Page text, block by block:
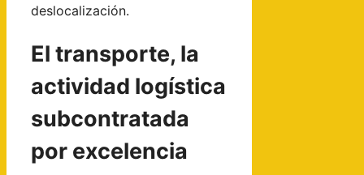
deslocalización.
El transporte, la
actividad logística
subcontratada
por excelencia